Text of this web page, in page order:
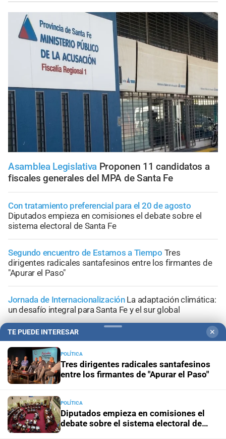
Asamblea Legislativa Proponen 11 candidatos a
fiscales generales del MPA de Santa Fe
Con tratamiento preferencial para el 20 de agosto
Diputados empieza en comisiones el debate sobre el
sistema electoral de Santa Fe
Segundo encuentro de Estamos a Tiempo Tres
dirigentes radicales santafesinos entre los firmantes de
"Apurar el Paso"
Jornada de Internacionalización La adaptación climática:
un desafío integral para Santa Fe y el sur global
Lo confirmó Coudannes
Pullaro viaja a Chile con agenda
productiva vinculada al puerto de Rosario
+Área Metropolitana
TE PUEDE INTERESAR ✕
POLÍTICA
Tres dirigentes radicales santafesinos
entre los firmantes de "Apurar el Paso"
POLÍTICA
Diputados empieza en comisiones el
debate sobre el sistema electoral de